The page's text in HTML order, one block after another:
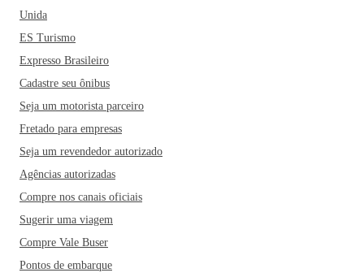
Unida
ES Turismo
Expresso Brasileiro
Cadastre seu ônibus
Seja um motorista parceiro
Fretado para empresas
Seja um revendedor autorizado
Agências autorizadas
Compre nos canais oficiais
Sugerir uma viagem
Compre Vale Buser
Pontos de embarque